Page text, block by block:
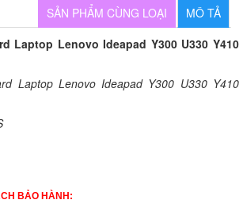
MÔ TẢ
SẢN PHẨM CÙNG LOẠI
Laptop Lenovo Ideapad Y300 U330 Y410
Laptop Lenovo Ideapad Y300 U330 Y410
BẢO HÀNH: